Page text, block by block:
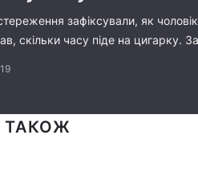
зафіксували, як
скільки часу піде на цигарку.
ТАКОЖ